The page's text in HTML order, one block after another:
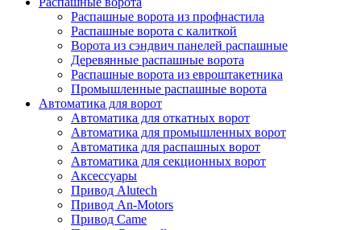
Распашные ворота из профнастила
Распашные ворота с калиткой
Ворота из сэндвич панелей распашные
Деревянные распашные ворота
Распашные ворота из евроштакетника
Промышленные распашные ворота
Автоматика для ворот
Автоматика для откатных ворот
Автоматика для промышленных ворот
Автоматика для распашных ворот
Автоматика для секционных ворот
Аксессуары
Привод Alutech
Привод An-Motors
Привод Came